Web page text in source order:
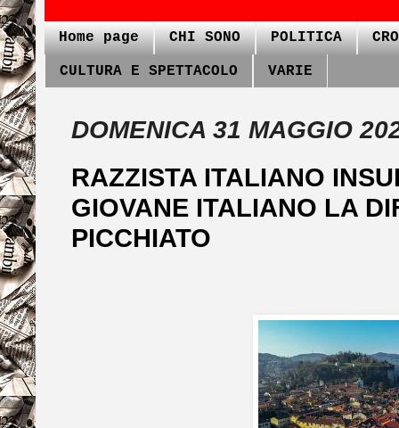
Home page CHI SONO POLITICA
CULTURA E SPETTACOLO VARIE
DOMENICA 31 MAGGIO
RAZZISTA ITALIANO
GIOVANE ITALIANO LA
PICCHIATO